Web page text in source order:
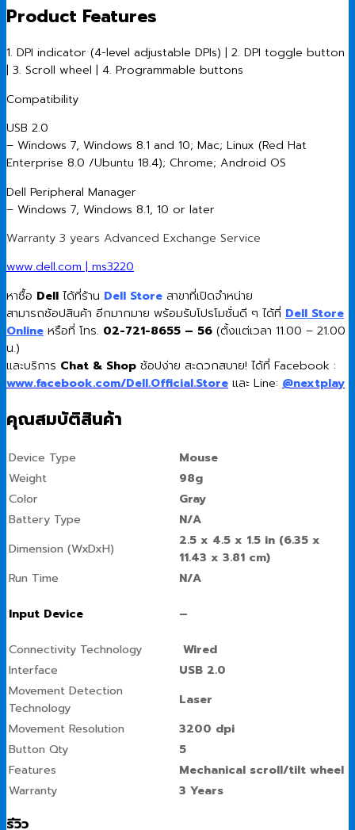
Product Features
1. DPI indicator (4-level adjustable DPIs) | 2. DPI toggle button
| 3. Scroll wheel | 4. Programmable buttons
Compatibility
USB 2.0
– Windows 7, Windows 8.1 and 10; Mac; Linux (Red Hat
Enterprise 8.0 /Ubuntu 18.4); Chrome; Android OS
Dell Peripheral Manager
– Windows 7, Windows 8.1, 10 or later​
Warranty 3 years Advanced Exchange Service
www.dell.com | ms3220
หาซื้อ Dell ได้ที่ร้าน Dell Store สาขาที่เปิดจำหน่าย
สามารถช้อปสินค้า อีกมากมาย พร้อมรับโปรโมชั่นดี ๆ ได้ที่ Dell Store
Online หรือที่ โทร. 02-721-8655 – 56 (ตั้งแต่เวลา 11.00 – 21.00
น.)
และบริการ Chat & Shop ช้อปง่าย สะดวกสบาย! ได้ที่ Facebook :
www.facebook.com/Dell.Official.Store และ Line: @nextplay
คุณสมบัติสินค้า
Device Type
Mouse
Weight
98g
Color
Gray
Battery Type
N/A
Dimension (WxDxH)
2.5 x 4.5 x 1.5 in (6.35 x
11.43 x 3.81 cm)
Run Time
N/A
Input Device –
Connectivity Technology
Wired
Interface
USB 2.0
Movement Detection
Technology
Laser
Movement Resolution
3200 dpi
Button Qty
5
Features
Mechanical scroll/tilt wheel
Warranty
3 Years
รีวิว